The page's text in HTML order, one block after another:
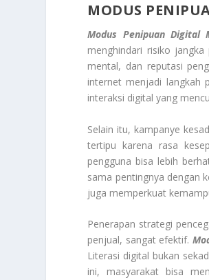
MODUS
Modus Penipuan Digital
menghindari risiko
mental, dan reputasi
internet menjadi langkah
interaksi digital yang
Selain itu, kampanye
tertipu karena rasa
pengguna bisa lebih
sama pentingnya dengan
juga memperkuat
Penerapan strategi
penjual, sangat efektif.
Literasi digital bukan
ini, masyarakat bisa